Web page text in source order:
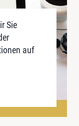
Sie
auf